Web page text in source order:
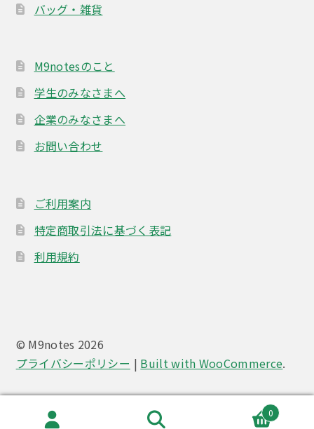
バッグ・雑貨
M9notesのこと
学生のみなさまへ
企業のみなさまへ
お問い合わせ
ご利用案内
特定商取引法に基づく表記
利用規約
© M9notes 2026
プライバシーポリシー
Built with WooCommerce.
0